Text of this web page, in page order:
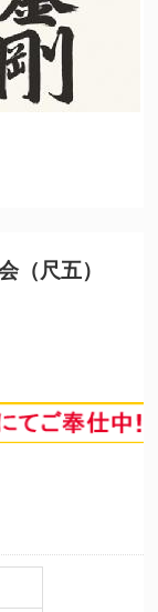
（尺五）